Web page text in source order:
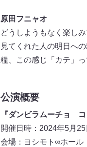
原田フニャオ
どうしようもなく楽しみ
見てくれた人の明日へ
糧、この感じ「カテ」
公演概要
『ダンビラムーチョ コ
開催日時：2024年5月
会場：ヨシモト∞ホール